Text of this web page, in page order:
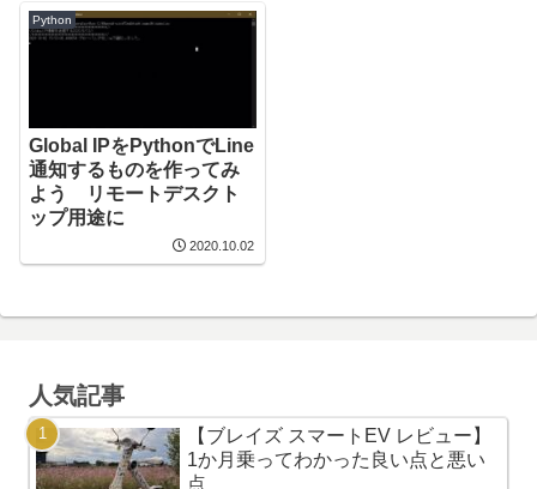
Python
Global IPをPythonでLine
通知するものを作ってみ
よう リモートデスクト
ップ用途に
2020.10.02
人気記事
【ブレイズ スマートEV レビュー】
1か月乗ってわかった良い点と悪い
点